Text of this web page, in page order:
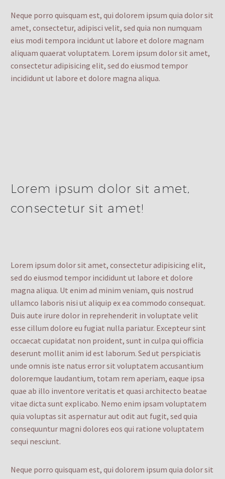
Neque porro quisquam est, qui dolorem ipsum quia dolor sit
amet, consectetur, adipisci velit, sed quia non numquam
eius modi tempora incidunt ut labore et dolore magnam
aliquam quaerat voluptatem. Lorem ipsum dolor sit amet,
consectetur adipisicing elit, sed do eiusmod tempor
incididunt ut labore et dolore magna aliqua.
Lorem ipsum dolor sit amet,
consectetur sit amet!
Lorem ipsum dolor sit amet, consectetur adipisicing elit,
sed do eiusmod tempor incididunt ut labore et dolore
magna aliqua. Ut enim ad minim veniam, quis nostrud
ullamco laboris nisi ut aliquip ex ea commodo consequat.
Duis aute irure dolor in reprehenderit in voluptate velit
esse cillum dolore eu fugiat nulla pariatur. Excepteur sint
occaecat cupidatat non proident, sunt in culpa qui officia
deserunt mollit anim id est laborum. Sed ut perspiciatis
unde omnis iste natus error sit voluptatem accusantium
doloremque laudantium, totam rem aperiam, eaque ipsa
quae ab illo inventore veritatis et quasi architecto beatae
vitae dicta sunt explicabo. Nemo enim ipsam voluptatem
quia voluptas sit aspernatur aut odit aut fugit, sed quia
consequuntur magni dolores eos qui ratione voluptatem
sequi nesciunt.
Neque porro quisquam est, qui dolorem ipsum quia dolor sit